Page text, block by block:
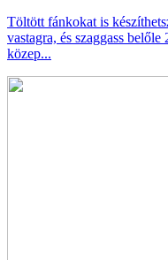
Töltött fánkokat is
vastagra, és szaggass
közep...